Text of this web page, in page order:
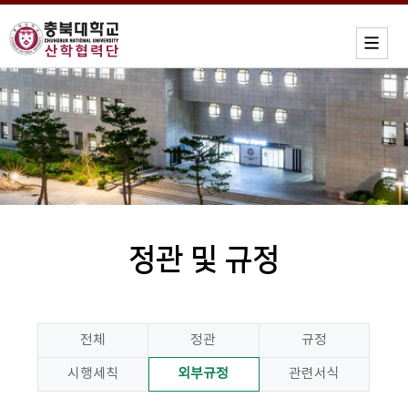
정관 및 규정
전체 정관 규정
시행세칙 외부규정 관련서식